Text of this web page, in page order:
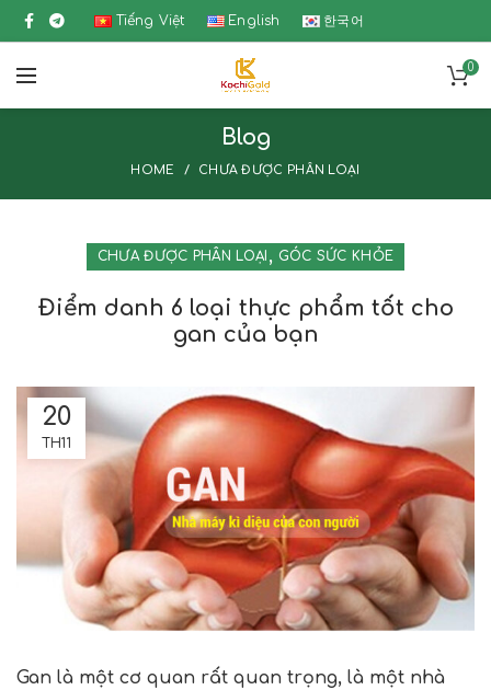
Tiếng Việt English 한국어
0
Blog
HOME CHƯA ĐƯỢC PHÂN LOẠI
CHƯA ĐƯỢC PHÂN LOẠI , GÓC SỨC KHỎE
Điểm danh 6 loại thực phẩm tốt cho
gan của bạn
20
TH11
Gan là một cơ quan rất quan trọng, là một nhà